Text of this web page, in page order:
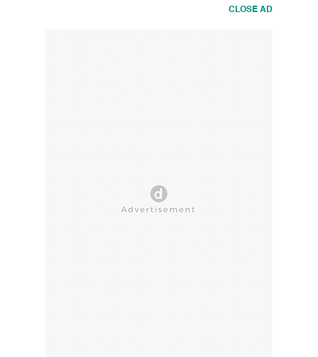
CLOSE AD